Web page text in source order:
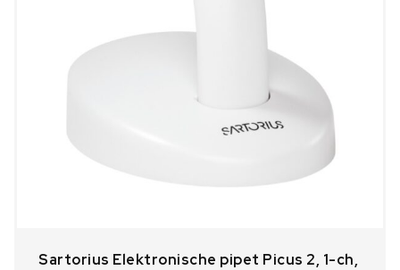
Sartorius Elektronische pipet Picus 2, 1-ch,